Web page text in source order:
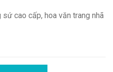
cao cấp, hoa văn trang nhã